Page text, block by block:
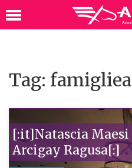
Tag:
[:it]Natascia
Arcigay Ragusa[:]